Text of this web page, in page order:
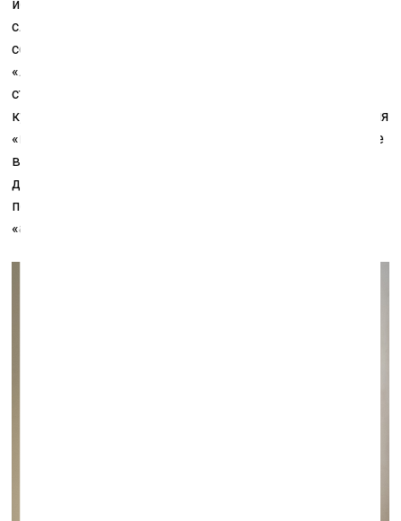
исканий, что отчасти справедливо. Этому поколению
словно была введена двухкомпонентная вакцина от
социальной активности: первый раз в детстве – в
«лихие 90-е», второй раз – при «путинской
стабильности». Будучи сверстниками художников,
кураторы чураются политики, современного понимания
«политического» для них просто не существует. Всё же
в связи с выставкой работ, сделанных в последнее
десятилетие, имеет смысл вспомнить появившийся
после революционных событий 1968 года термин
«актуальное искусство».